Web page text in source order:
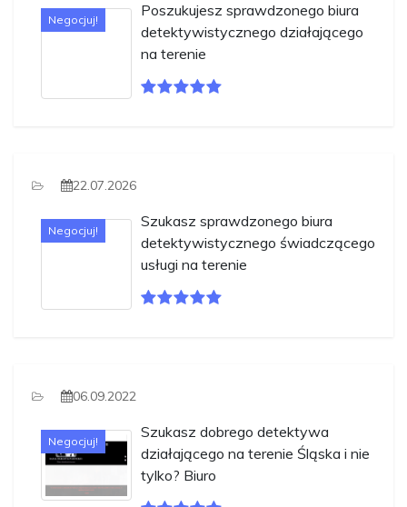
Negocjuj!
Poszukujesz sprawdzonego biura
detektywistycznego działającego
na terenie
22.07.2026
Negocjuj!
Szukasz sprawdzonego biura
detektywistycznego świadczącego
usługi na terenie
06.09.2022
Negocjuj!
Szukasz dobrego detektywa
działającego na terenie Śląska i nie
tylko? Biuro